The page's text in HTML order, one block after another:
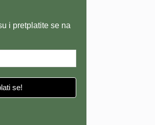
i pretplatite se na